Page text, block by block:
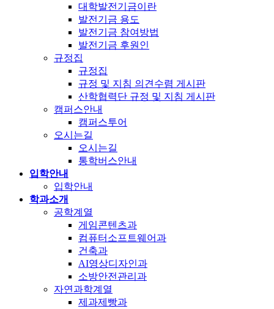
대학발전기금이란
발전기금 용도
발전기금 참여방법
발전기금 후원인
규정집
규정집
규정 및 지침 의견수렴 게시판
산학협력단 규정 및 지침 게시판
캠퍼스안내
캠퍼스투어
오시는길
오시는길
통학버스안내
입학안내
입학안내
학과소개
공학계열
게임콘텐츠과
컴퓨터소프트웨어과
건축과
AI영상디자인과
소방안전관리과
자연과학계열
제과제빵과